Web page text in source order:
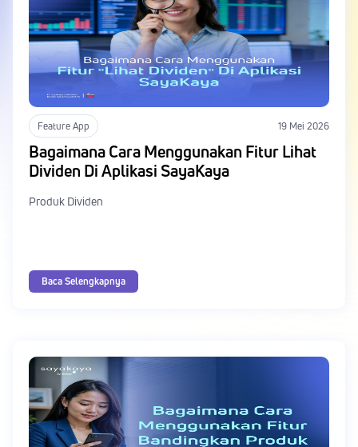
Feature App 19 Mei 2026
Bagaimana Cara Menggunakan Fitur Lihat
Dividen Di Aplikasi SayaKaya
Produk Dividen
Baca Selengkapnya